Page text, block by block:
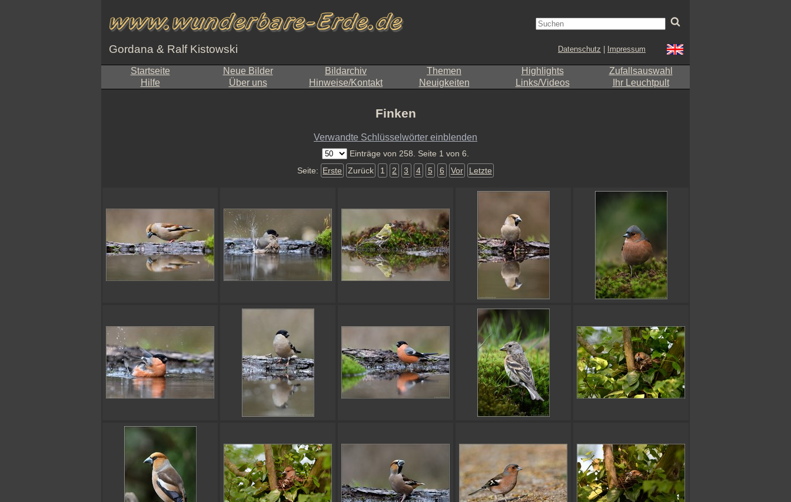
Gordana & Ralf Kistowski Datenschutz Impressum
Startseite Neue Bilder Bildarchiv Themen Highlights
Zufallsauswahl
Hilfe
Über uns Hinweise/Kontakt Neuigkeiten Links/Videos Ihr Leuchtpult
Finken
Verwandte Schlüsselwörter einblenden
Einträge von 258. Seite 1 von 6.
Seite: Erste Zurück 1 2 3 4 5 6 Vor Letzte